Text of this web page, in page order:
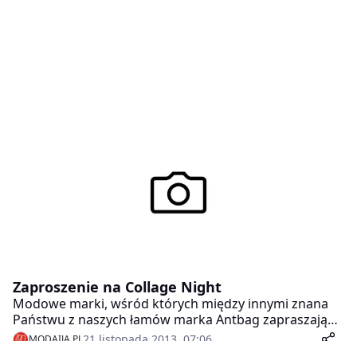
Zaproszenie na Collage Night
Modowe marki, wśród których między innymi znana
Państwu z naszych łamów marka Antbag zapraszają
do Krakowa na Collage Night.